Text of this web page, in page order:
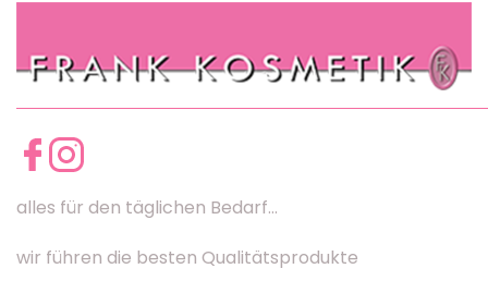
alles für den täglichen Bedarf...
wir führen die besten Qualitätsprodukte